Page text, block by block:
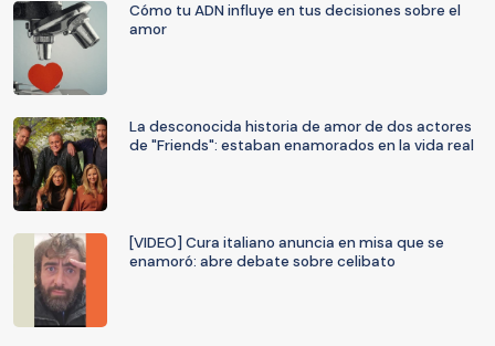
Cómo tu ADN influye en tus decisiones sobre el
amor
La desconocida historia de amor de dos actores
de "Friends": estaban enamorados en la vida real
[VIDEO] Cura italiano anuncia en misa que se
enamoró: abre debate sobre celibato